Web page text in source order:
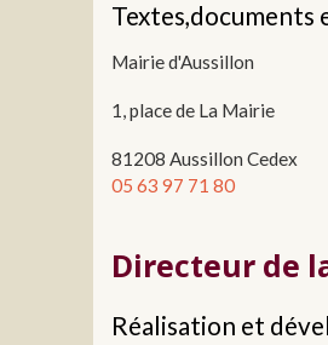
Textes,documents
Mairie d'Aussillon
1, place de La Mairie
81208 Aussillon Cedex
05 63 97 71 80
Directeur de
Réalisation et